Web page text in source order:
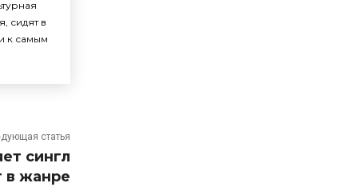
сидят в
к самым
статья
сингл
в жанре